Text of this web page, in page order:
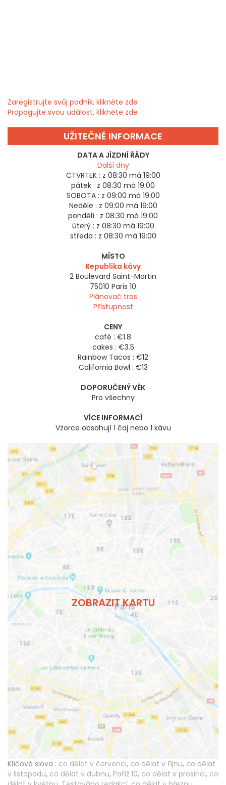
Zaregistrujte svůj podnik, klikněte zde
Propagujte svou událost, klikněte zde
UŽITEČNÉ INFORMACE
DATA A JÍZDNÍ ŘÁDY
Další dny
ČTVRTEK : z 08:30 má 19:00
pátek : z 08:30 má 19:00
SOBOTA : z 09:00 má 19:00
Neděle : z 09:00 má 19:00
pondělí : z 08:30 má 19:00
úterý : z 08:30 má 19:00
středa : z 08:30 má 19:00
MÍSTO
Republika kávy
2 Boulevard Saint-Martin
75010 Paris 10
Plánovač tras
Přístupnost
CENY
café : €1.8
cakes : €3.5
Rainbow Tacos : €12
California Bowl : €13
DOPORUČENÝ VĚK
Pro všechny
VÍCE INFORMACÍ
Vzorce obsahují 1 čaj nebo 1 kávu
ZOBRAZIT KARTU
Klíčová slova : co dělat v červenci, co dělat v říjnu, co dělat
v listopadu, co dělat v dubnu, Paříž 10, co dělat v prosinci, co